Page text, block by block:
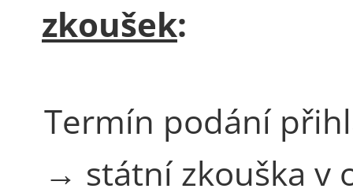
zkoušek:
Termín podání
→ státní zkouška v